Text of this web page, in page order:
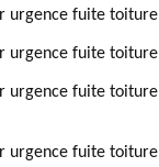
urgence fuite
urgence fuite
urgence fuite
urgence fuite